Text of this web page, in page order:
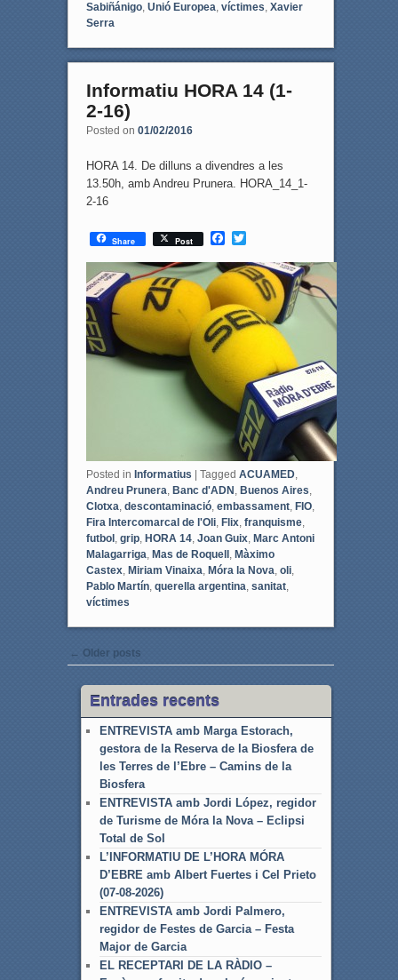
Sabiñánigo, Unió Europea, víctimes, Xavier
Serra
Informatiu HORA 14 (1-
2-16)
Posted on 01/02/2016
HORA 14. De dilluns a divendres a les
13.50h, amb Andreu Prunera. HORA_14_1-
2-16
Share Post
F
c
b
o
o
k
T
i
t
t
e
r
Posted in Informatius | Tagged ACUAMED,
Andreu Prunera Banc d'ADN Buenos Aires
Clotxa descontaminació, embassament, FIO,
Fira Intercomarcal de l'Oli, Flix, franquisme,
futbol, grip, HORA 14, Joan Guix, Marc Antoni
Malagarriga Mas de Roquell, Màximo
Castex, Miriam Vinaixa Móra la Nova oli,
Pablo Martín, querella argentina sanitat,
víctimes
Post navigation
← Older posts
Entrades recents
ENTREVISTA amb Marga Estorach,
gestora de la Reserva de la Biosfera de
les Terres de l’Ebre – Camins de la
Biosfera
ENTREVISTA amb Jordi López, regidor
de Turisme de Móra la Nova – Eclipsi
Total de Sol
L’INFORMATIU DE L’HORA MÓRA
D’EBRE amb Albert Fuertes i Cel Prieto
(07-08-2026)
ENTREVISTA amb Jordi Palmero,
regidor de Festes de Garcia – Festa
Major de Garcia
EL RECEPTARI DE LA RÀDIO –